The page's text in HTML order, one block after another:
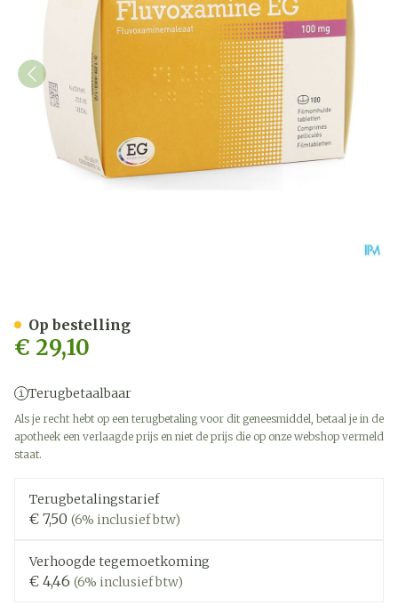
€ 29,10
Terugbetaalbaar
Als je recht hebt op een terugbetaling voor dit geneesmiddel, betaal je in de
apotheek een verlaagde prijs en niet de prijs die op onze webshop vermeld
staat.
Terugbetalingstarief
€ 7,50 (6% inclusief btw)
Verhoogde tegemoetkoming
€ 4,46 (6% inclusief btw)
Op bestelling